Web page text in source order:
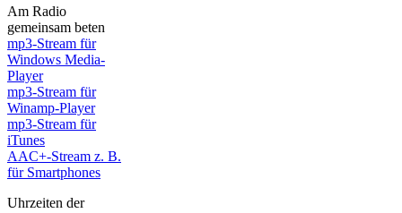
Am Radio
gemeinsam beten
mp3-Stream für
Windows Media-
Player
mp3-Stream für
Winamp-Player
mp3-Stream für
iTunes
AAC+-Stream z. B.
für Smartphones
Uhrzeiten der